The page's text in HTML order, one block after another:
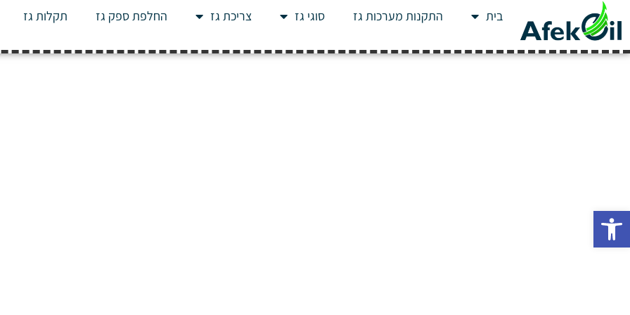
פתח סרגל נגישות
בית התקנות מערכות גז סוגי גז צריכת גז החלפת ספק גז תקלות גז